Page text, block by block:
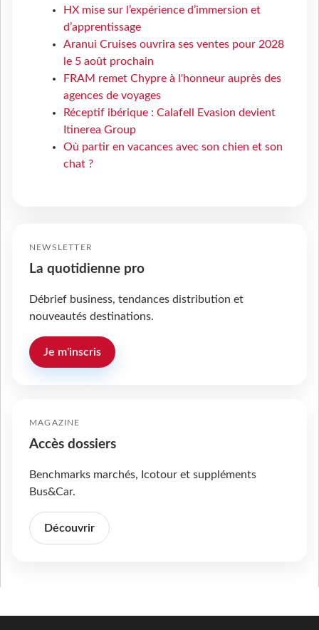
HX mise sur l’expérience d’immersion et
d’apprentissage
Aranui Cruises ouvrira ses ventes pour 2028
le 5 août prochain
FRAM remet Chypre à l'honneur auprès des
agences de voyages
Réceptif ibérique : Calafell Evasion devient
Itinerea Group
Où partir en vacances avec son chien et son
chat ?
NEWSLETTER
La quotidienne pro
Débrief business, tendances distribution et
nouveautés destinations.
Je m'inscris
MAGAZINE
Accès dossiers
Benchmarks marchés, Icotour et suppléments
Bus&Car.
Découvrir